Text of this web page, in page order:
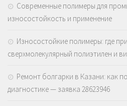
Современные полимеры для
износостойкость и применение
Износостойкие полимеры: где
сверхмолекулярный полиэтилен и
Ремонт болгарки в Казани: как
диагностике — заявка 28623946